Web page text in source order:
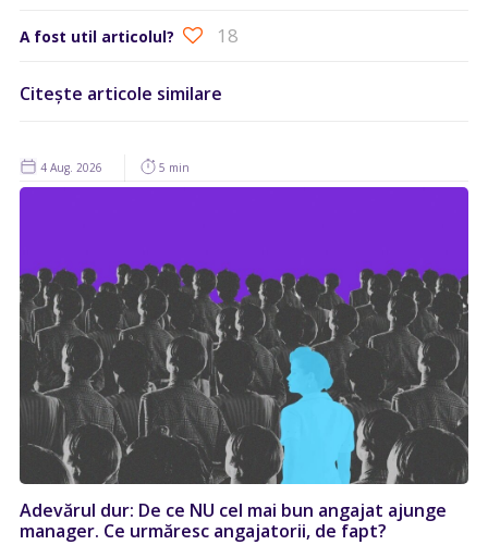
A fost util articolul? 18
Citește articole similare
4 Aug. 2026 5 min
Adevărul dur: De ce NU cel mai bun angajat ajunge
manager. Ce urmăresc angajatorii, de fapt?